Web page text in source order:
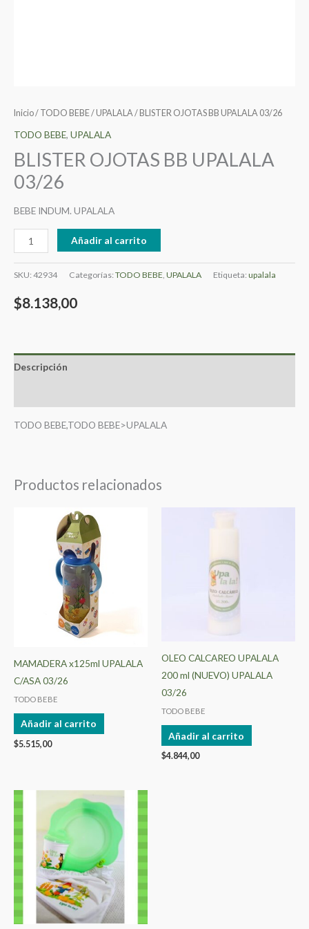
Inicio/ TODO BEBE/ UPALALA/ BLISTER OJOTAS BB UPALALA 03/26
TODO BEBE, UPALALA
BLISTER OJOTAS BB UPALALA
03/26
BEBE INDUM. UPALALA
Añadir al carrito
SKU: 42934 Categorías: TODO BEBE UPALALA Etiqueta: upalala
$8.138,00
Descripción
TODO BEBE,TODO BEBE>UPALALA
Productos relacionados
MAMADERA x125ml UPALALA
C/ASA 03/26
TODO BEBE
Añadir al carrito
$5.515,00
OLEO CALCAREO UPALALA
200 ml (NUEVO) UPALALA
03/26
TODO BEBE
Añadir al carrito
$4.844,00